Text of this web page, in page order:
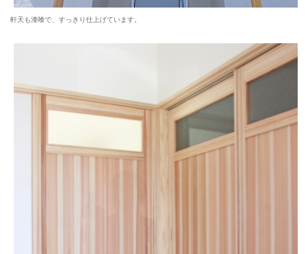
軒天も漆喰で、すっきり仕上げています。